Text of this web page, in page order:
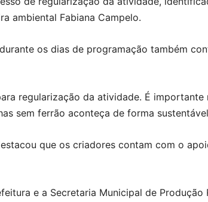
ambiental Fabiana Campelo.
os dias de programação também
regularização da atividade. É
sem ferrão aconteça de forma
que os criadores contam com o
e a Secretaria Municipal de